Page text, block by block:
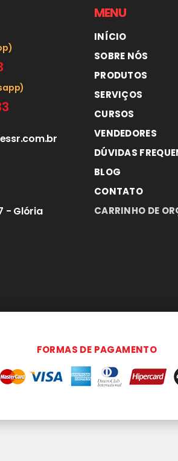
- Glória
MENU
INÍCIO
SOBRE NÓS
PRODUTOS
SERVIÇOS
CURSOS
VENDEDORES
DÚVIDAS
BLOG
CONTATO
CARRINHO DE
FORMAS DE PAGAMENTO